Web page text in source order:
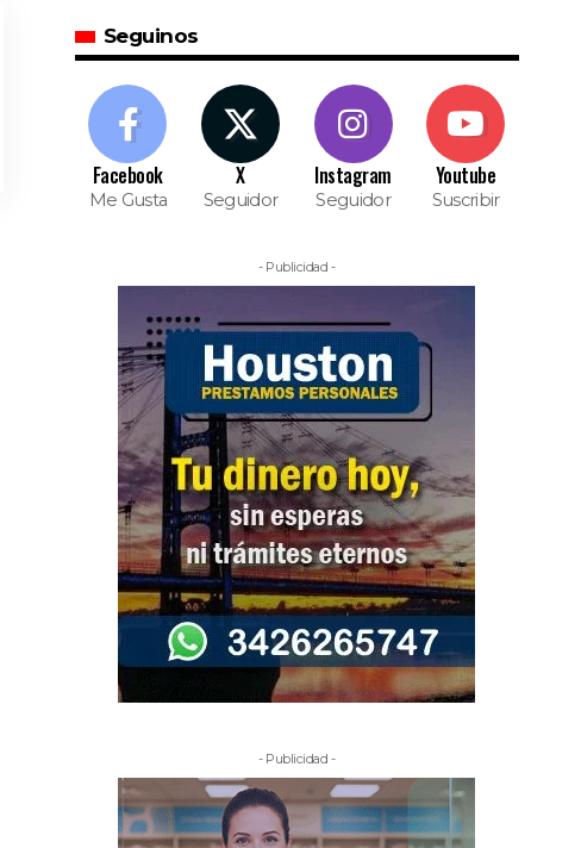
Seguinos
Facebook
Me Gusta
X
Seguidor
Instagram
Seguidor
Youtube
Suscribir
- Publicidad -
- Publicidad -